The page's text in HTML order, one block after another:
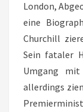
London,
eine
Churchill
Sein fataler
Umgang
allerdings